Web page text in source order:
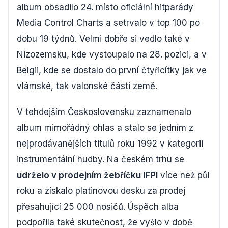
album obsadilo 24. místo oficiální hitparády
Media Control Charts a setrvalo v top 100 po
dobu 19 týdnů. Velmi dobře si vedlo také v
Nizozemsku, kde vystoupalo na 28. pozici, a v
Belgii, kde se dostalo do první čtyřicítky jak ve
vlámské, tak valonské části země.
V tehdejším Československu zaznamenalo
album mimořádný ohlas a stalo se jedním z
nejprodávanějších titulů roku 1992 v kategorii
instrumentální hudby. Na českém trhu se
udrželo v prodejním žebříčku IFPI více než půl
roku a získalo platinovou desku za prodej
přesahující 25 000 nosičů. Úspěch alba
podpořila také skutečnost, že vyšlo v době